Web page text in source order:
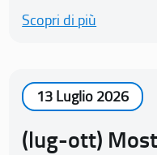
Scopri di più
13 Luglio 2026
(lug-ott)